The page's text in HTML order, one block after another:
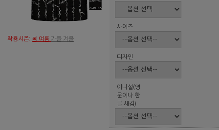
착용시즌: 봄 여름 가을 겨울
사이즈
디자인
이니셜(영
문이나 한
글 새김)